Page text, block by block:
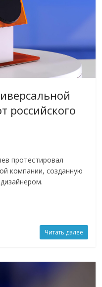
российского
протестировал
компании, созданную
Читать далее